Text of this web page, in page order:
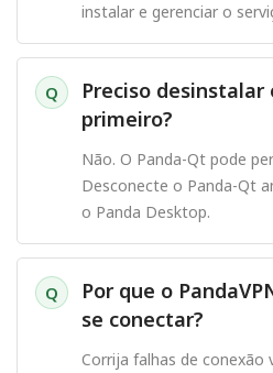
instalar e gerenciar o
Q
Preciso desinstalar
primeiro?
Não. O Panda-Qt pode
Desconecte o Panda-Qt
o Panda Desktop.
Q
Por que o
se conectar?
Corrija falhas de conexão